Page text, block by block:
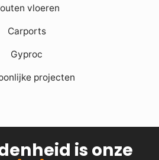
vloeren
Carports
Gyproc
projecten
is onze